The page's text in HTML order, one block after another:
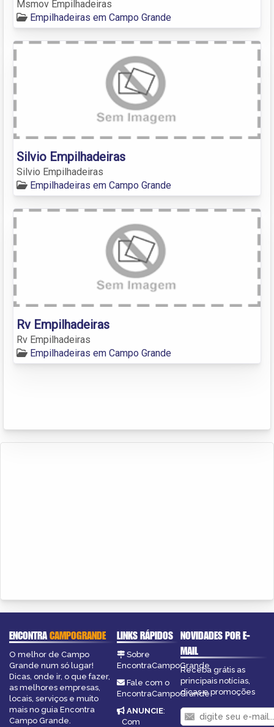
Msmov Empilhadeiras
Empilhadeiras em Campo Grande
Silvio Empilhadeiras
Silvio Empilhadeiras
Empilhadeiras em Campo Grande
Rv Empilhadeiras
Rv Empilhadeiras
Empilhadeiras em Campo Grande
ENCONTRACAMPOGRANDE
O melhor de Campo
Grande num só lugar!
Dicas, onde ir, o que fazer,
as melhores empresas,
locais, serviços e muito
mais no guia Encontra
Campo Grande.
LINKS RÁPIDOS
Sobre
EncontraCampoGrande
Fale com o
EncontraCampoGrande
ANUNCIE:
Com
NOVIDADES POR E-
MAIL
Receba grátis as
principais notícias,
dicas e promoções